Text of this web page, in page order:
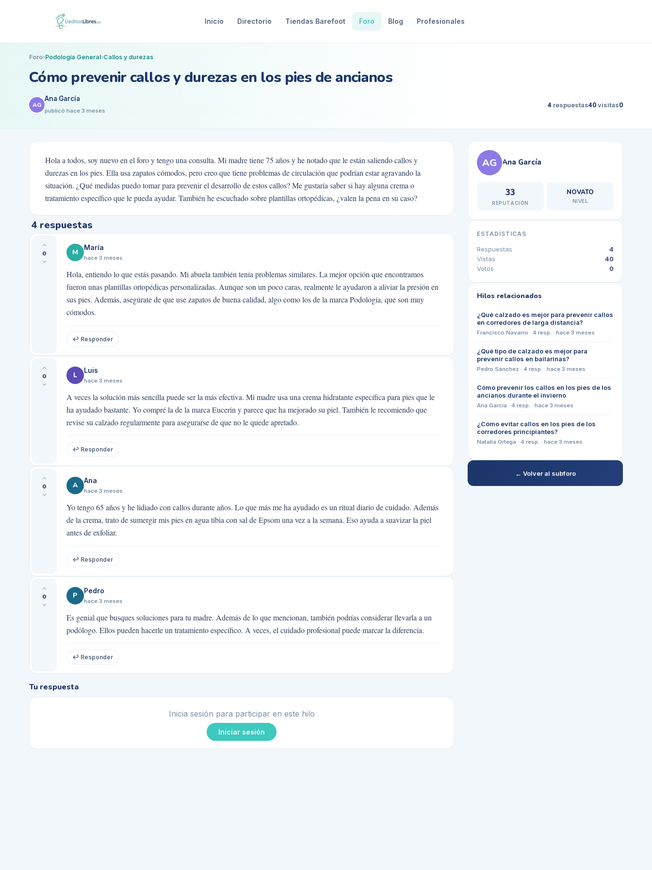
Inicio Directorio Tiendas Barefoot Foro Blog Profesionales
Foro›Podología General›Callos y durezas
Cómo prevenir callos y durezas en los pies de ancianos
AG
Ana García
publicó hace 3 meses
4 respuestas40visitas0
Hola a todos, soy nuevo en el foro y tengo una consulta. Mi madre tiene 75 años y he notado que le están saliendo callos y
durezas en los pies. Ella usa zapatos cómodos, pero creo que tiene problemas de circulación que podrían estar agravando la
situación. ¿Qué medidas puedo tomar para prevenir el desarrollo de estos callos? Me gustaría saber si hay alguna crema o
tratamiento específico que le pueda ayudar. También he escuchado sobre plantillas ortopédicas, ¿valen la pena en su caso?
4 respuestas
0 M
María
hace 3 meses
Hola, entiendo lo que estás pasando. Mi abuela también tenía problemas similares. La mejor opción que encontramos
fueron unas plantillas ortopédicas personalizadas. Aunque son un poco caras, realmente le ayudaron a aliviar la presión en
sus pies. Además, asegúrate de que use zapatos de buena calidad, algo como los de la marca Podología, que son muy
cómodos.
↩ Responder
0 L
Luis
hace 3 meses
A veces la solución más sencilla puede ser la más efectiva. Mi madre usa una crema hidratante específica para pies que le
ha ayudado bastante. Yo compré la de la marca Eucerin y parece que ha mejorado su piel. También le recomiendo que
revise su calzado regularmente para asegurarse de que no le quede apretado.
↩ Responder
0 A
Ana
hace 3 meses
Yo tengo 65 años y he lidiado con callos durante años. Lo que más me ha ayudado es un ritual diario de cuidado. Además
de la crema, trato de sumergir mis pies en agua tibia con sal de Epsom una vez a la semana. Eso ayuda a suavizar la piel
antes de exfoliar.
↩ Responder
0 P
Pedro
hace 3 meses
Es genial que busques soluciones para tu madre. Además de lo que mencionan, también podrías considerar llevarla a un
podólogo. Ellos pueden hacerle un tratamiento específico. A veces, el cuidado profesional puede marcar la diferencia.
↩ Responder
Tu respuesta
Inicia sesión para participar en este hilo
Iniciar sesión
AG Ana García
33
REPUTACIÓN
NOVATO
NIVEL
ESTADÍSTICAS
Respuestas
4
Vistas
40
Votos
0
Hilos relacionados
¿Qué calzado es mejor para prevenir callos
en corredores de larga distancia?
Francisco Navarro · 4 resp. · hace 3 meses
¿Qué tipo de calzado es mejor para
prevenir callos en bailarinas?
Pedro Sánchez · 4 resp. · hace 3 meses
Cómo prevenir los callos en los pies de los
ancianos durante el invierno
Ana García · 4 resp. · hace 3 meses
¿Cómo evitar callos en los pies de los
corredores principiantes?
Natalia Ortega · 4 resp. · hace 3 meses
← Volver al subforo